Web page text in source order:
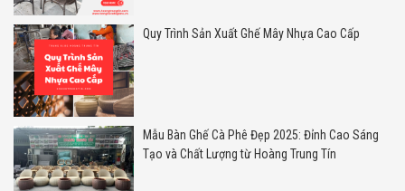
Quy Trình Sản Xuất Ghế Mây Nhựa Cao Cấp
Mẫu Bàn Ghế Cà Phê Đẹp 2025: Đỉnh Cao Sáng
Tạo và Chất Lượng từ Hoàng Trung Tín